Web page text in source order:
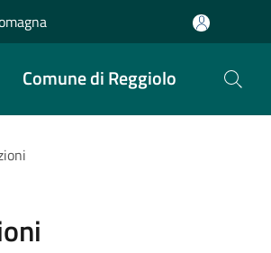
Comune di Reggiolo